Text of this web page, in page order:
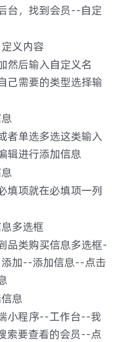
台，找到会员--自定
义内容
然后输入自定义名
己需要的类型选择输
者单选多选这类输入
辑进行添加信息
填项就在必填项一列
多选框
品类购买信息多选框-
加--添加信息--点击
息
小程序--工作台--我
索要查看的会员--点